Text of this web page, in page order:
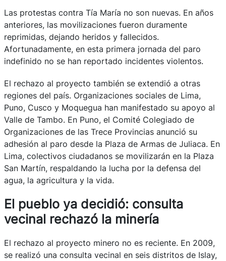
Las protestas contra Tía María no son nuevas. En años
anteriores, las movilizaciones fueron duramente
reprimidas, dejando heridos y fallecidos.
Afortunadamente, en esta primera jornada del paro
indefinido no se han reportado incidentes violentos.
El rechazo al proyecto también se extendió a otras
regiones del país. Organizaciones sociales de Lima,
Puno, Cusco y Moquegua han manifestado su apoyo al
Valle de Tambo. En Puno, el Comité Colegiado de
Organizaciones de las Trece Provincias anunció su
adhesión al paro desde la Plaza de Armas de Juliaca. En
Lima, colectivos ciudadanos se movilizarán en la Plaza
San Martín, respaldando la lucha por la defensa del
agua, la agricultura y la vida.
El pueblo ya decidió: consulta
vecinal rechazó la minería
El rechazo al proyecto minero no es reciente. En 2009,
se realizó una consulta vecinal en seis distritos de Islay,